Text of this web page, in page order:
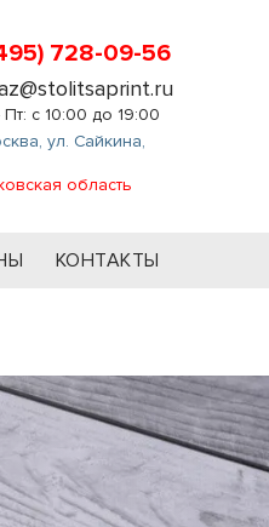
728-09-56
с 10:00 до 19:00
,ул. Сайкина,
область
КОНТАКТЫ